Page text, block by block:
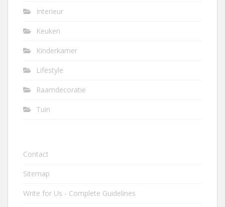
Interieur
Keuken
Kinderkamer
Lifestyle
Raamdecoratie
Tuin
Contact
Sitemap
Write for Us - Complete Guidelines